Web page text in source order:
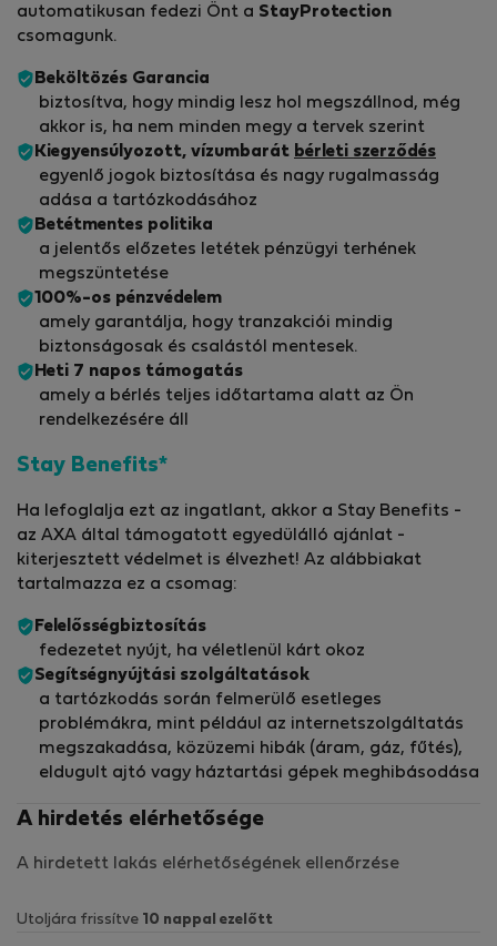
automatikusan fedezi Önt a StayProtection
csomagunk.
Beköltözés Garancia
biztosítva, hogy mindig lesz hol megszállnod, még
akkor is, ha nem minden megy a tervek szerint
Kiegyensúlyozott, vízumbarát bérleti szerződés
egyenlő jogok biztosítása és nagy rugalmasság
adása a tartózkodásához
Betétmentes politika
a jelentős előzetes letétek pénzügyi terhének
megszüntetése
100%-os pénzvédelem
amely garantálja, hogy tranzakciói mindig
biztonságosak és csalástól mentesek.
Heti 7 napos támogatás
amely a bérlés teljes időtartama alatt az Ön
rendelkezésére áll
Stay Benefits*
Ha lefoglalja ezt az ingatlant, akkor a Stay Benefits -
az AXA által támogatott egyedülálló ajánlat -
kiterjesztett védelmet is élvezhet! Az alábbiakat
tartalmazza ez a csomag:
Felelősségbiztosítás
fedezetet nyújt, ha véletlenül kárt okoz
Segítségnyújtási szolgáltatások
a tartózkodás során felmerülő esetleges
problémákra, mint például az internetszolgáltatás
megszakadása, közüzemi hibák (áram, gáz, fűtés),
eldugult ajtó vagy háztartási gépek meghibásodása
A hirdetés elérhetősége
A hirdetett lakás elérhetőségének ellenőrzése
Utoljára frissítve 10 nappal ezelőtt